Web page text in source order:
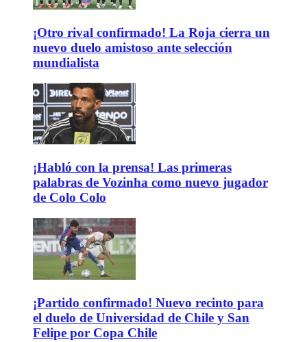
¡Otro rival confirmado! La Roja cierra un
nuevo duelo amistoso ante selección
mundialista
¡Habló con la prensa! Las primeras
palabras de Vozinha como nuevo jugador
de Colo Colo
¡Partido confirmado! Nuevo recinto para
el duelo de Universidad de Chile y San
Felipe por Copa Chile